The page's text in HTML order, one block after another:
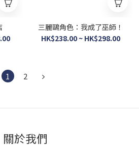
三麗鷗角色：我成了巫師！
HK$238.00 ~ HK$298.00
1 2
關於我們